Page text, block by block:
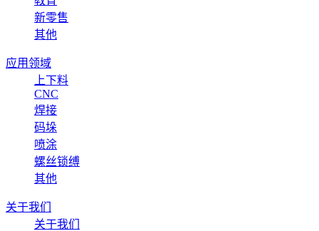
新零售
其他
应用领域
上下料
CNC
焊接
码垛
喷涂
螺丝锁缚
其他
关于我们
关于我们